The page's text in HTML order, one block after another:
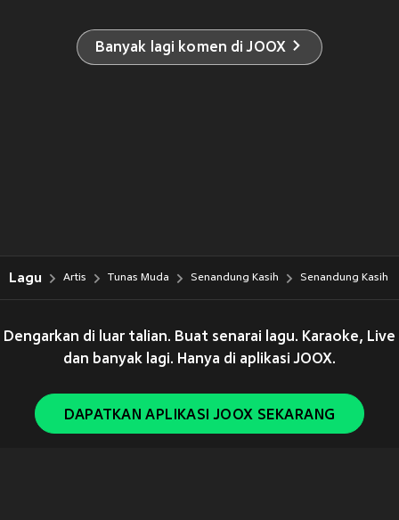
Banyak lagi komen di JOOX
Lagu Artis Tunas Muda Senandung Kasih Senandung Kasih
Dengarkan di luar talian. Buat senarai lagu. Karaoke, Live
dan banyak lagi. Hanya di aplikasi JOOX.
DAPATKAN APLIKASI JOOX SEKARANG